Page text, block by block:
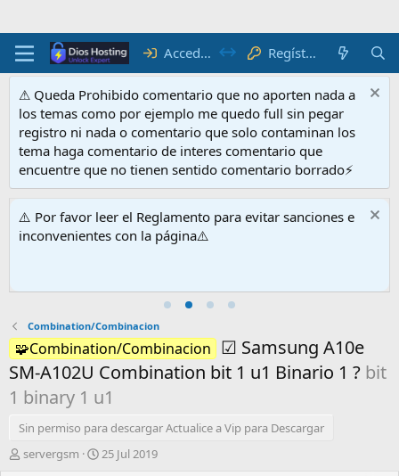
Acceder Regístrate
⚠ Queda Prohibido comentario que no aporten nada a
los temas como por ejemplo me quedo full sin pegar
registro ni nada o comentario que solo contaminan los
tema haga comentario de interes comentario que
encuentre que no tienen sentido comentario borrado⚡
⚠️ Por favor leer el Reglamento para evitar sanciones e
inconvenientes con la página⚠️
Combination/Combinacion
🧩Combination/Combinacion ☑ Samsung A10e
SM-A102U Combination bit 1 u1 Binario 1 ? bit
1 binary 1 u1
Sin permiso para descargar Actualice a Vip para Descargar
A
servergsm
F
25 Jul 2019